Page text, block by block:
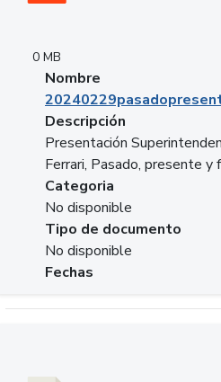
0 MB
Nombre
Descripción
Presentación
Ferrari, Pasado, presente y
Categoria
No disponible
Tipo de documento
No disponible
Fechas